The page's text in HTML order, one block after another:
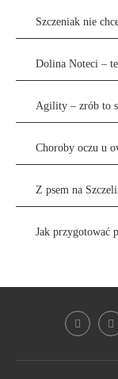
Szczeniak nie
Dolina Noteci –
Agility – zrób to
Choroby oczu u
Z psem na
Jak przygotować